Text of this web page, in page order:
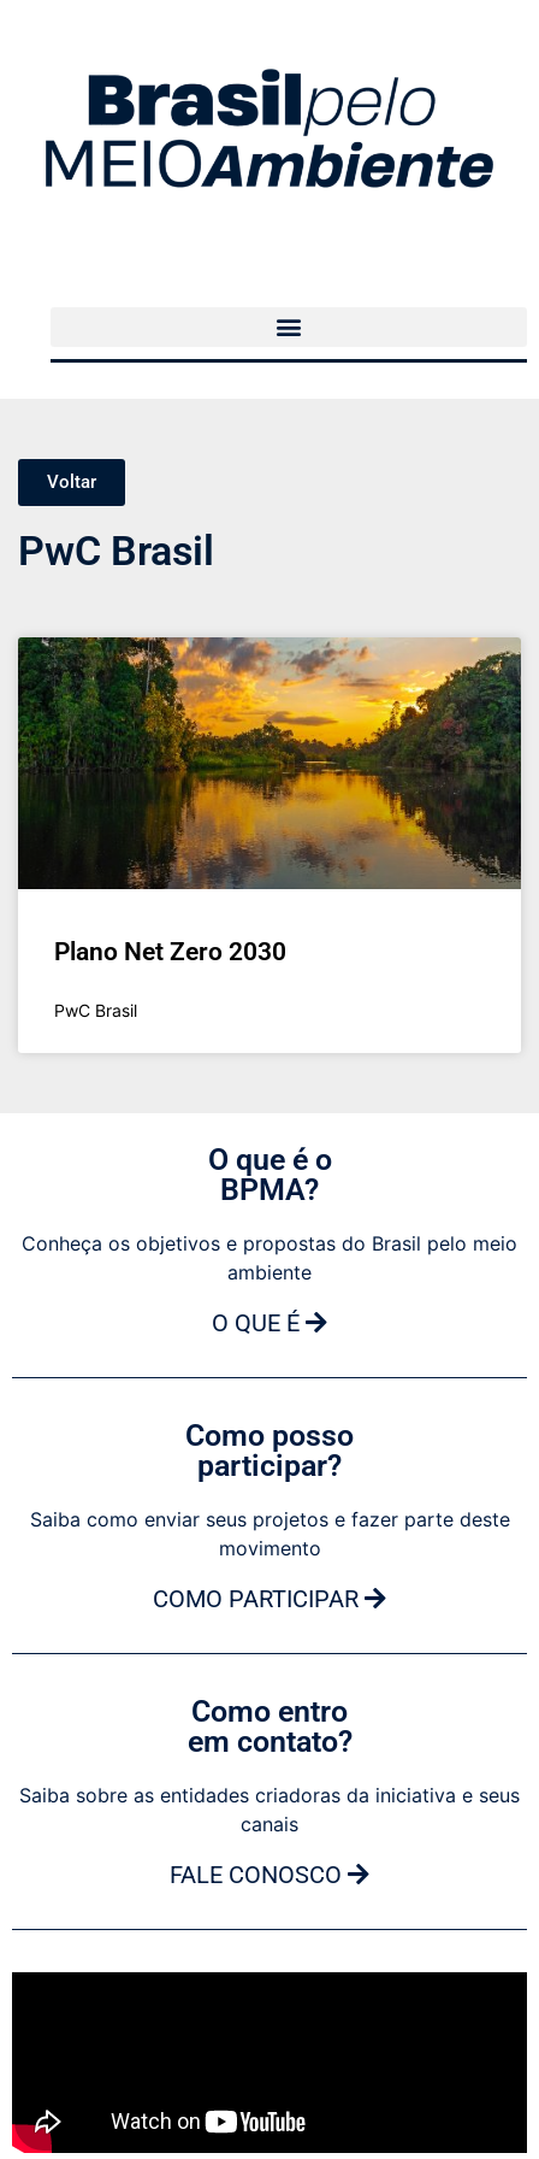
Voltar
PwC Brasil
Plano Net Zero 2030
PwC Brasil
O que é o
BPMA?
Conheça os objetivos e propostas do Brasil pelo meio
ambiente
O QUE É
Como posso
participar?
Saiba como enviar seus projetos e fazer parte deste
movimento
COMO PARTICIPAR
Como entro
em contato?
Saiba sobre as entidades criadoras da iniciativa e seus
canais
FALE CONOSCO